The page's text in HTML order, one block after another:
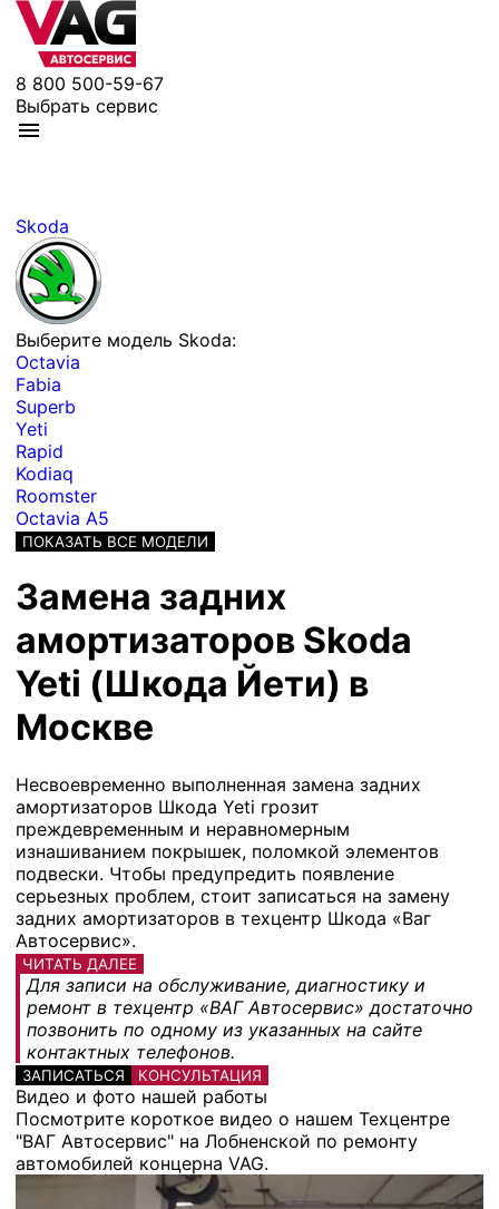
8 800 500-59-67
Выбрать сервис
Skoda
Выберите модель Skoda:
Octavia
Fabia
Superb
Yeti
Rapid
Kodiaq
Roomster
Octavia A5
ПОКАЗАТЬ ВСЕ МОДЕЛИ
Замена задних
амортизаторов Skoda
Yeti (Шкода Йети) в
Москве
Несвоевременно выполненная замена задних
амортизаторов Шкода Yeti грозит
преждевременным и неравномерным
изнашиванием покрышек, поломкой элементов
подвески. Чтобы предупредить появление
серьезных проблем, стоит записаться на замену
задних амортизаторов в техцентр Шкода «Ваг
Автосервис».
ЧИТАТЬ ДАЛЕЕ
Для записи на обслуживание, диагностику и
ремонт в техцентр «ВАГ Автосервис» достаточно
позвонить по одному из указанных на сайте
контактных телефонов.
ЗАПИСАТЬСЯ КОНСУЛЬТАЦИЯ
Видео и фото нашей работы
Посмотрите короткое видео о нашем Техцентре
"ВАГ Автосервис" на Лобненской по ремонту
автомобилей концерна VAG.